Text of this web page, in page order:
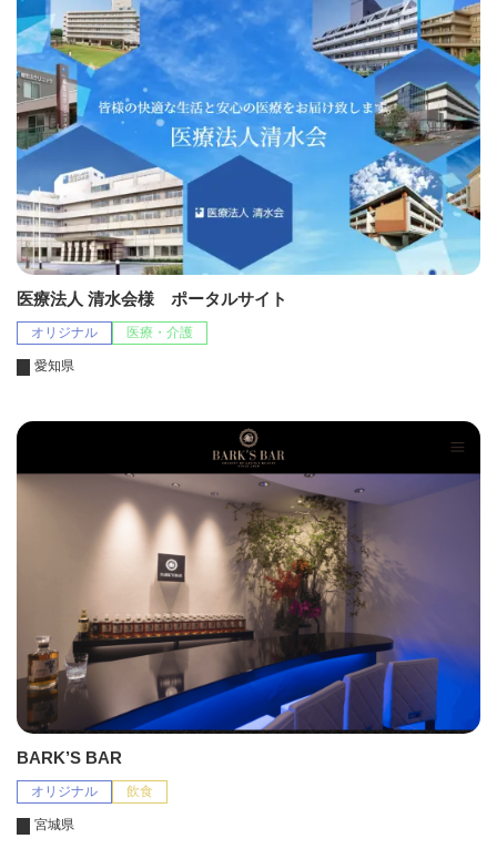
医療法人 清水会様 ポータルサイト
オリジナル 医療・介護
愛知県
BARK’S BAR
オリジナル 飲食
宮城県